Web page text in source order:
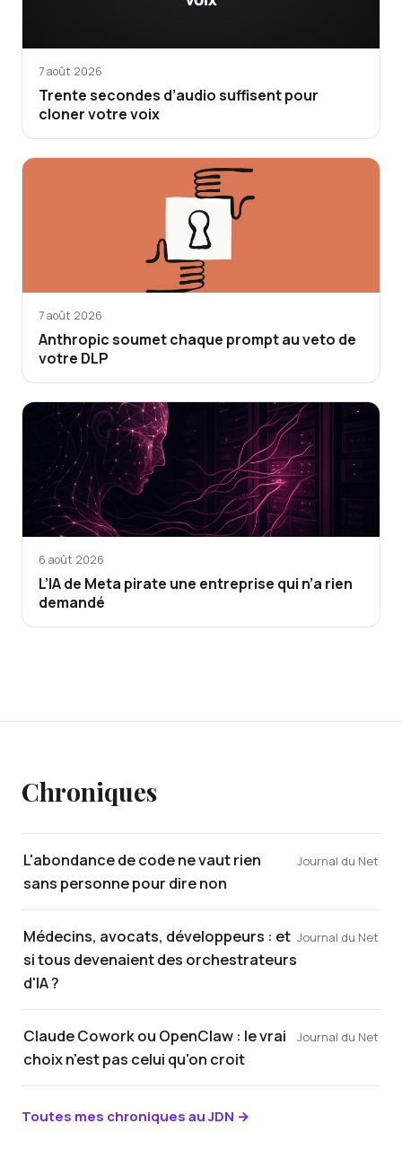
7 août 2026
Trente secondes d’audio suffisent pour
cloner votre voix
7 août 2026
Anthropic soumet chaque prompt au veto de
votre DLP
6 août 2026
L’IA de Meta pirate une entreprise qui n’a rien
demandé
Chroniques
L'abondance de code ne vaut rien
sans personne pour dire non
Journal du Net
Médecins, avocats, développeurs : et
si tous devenaient des orchestrateurs
d'IA ?
Journal du Net
Claude Cowork ou OpenClaw : le vrai
choix n'est pas celui qu'on croit
Journal du Net
Toutes mes chroniques au JDN →